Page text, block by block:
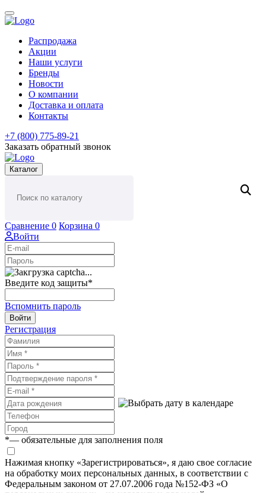
Распродажа
Акции
Наши услуги
Бренды
Новости
О компании
Доставка и оплата
Контакты
+7 (800) 775-89-21
Заказать обратный звонок
Каталог
Сравнение 0 Корзина 0
Войти
Введите код защиты*
Вспомнить пароль
Войти
Регистрация
*— обязательные для заполнения поля
Нажимая кнопку «Зарегистрироваться», я даю свое согласие
на обработку моих персональных данных, в соответствии с
Федеральным законом от 27.07.2006 года №152-ФЗ «О